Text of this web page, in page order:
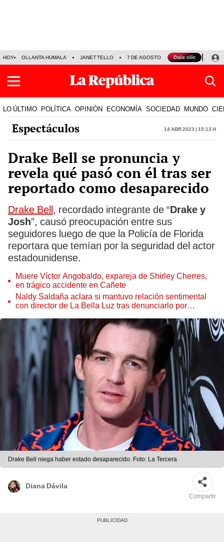
HOY OLLANTA HUMALA JANET TELLO 7 DE AGOSTO TINKA RESULTADOS
LO ÚLTIMO POLÍTICA OPINIÓN ECONOMÍA SOCIEDAD MUNDO
Espectáculos 14 Abr 2023 | 15:13 h
Drake Bell se pronuncia y
revela qué pasó con él tras ser
reportado como desaparecido
Drake Bell, recordado integrante de “Drake y
Josh”, causó preocupación entre sus
seguidores luego de que la Policía de Florida
reportara que temían por la seguridad del actor
estadounidense.
Muere Víctor Angobaldo, expareja de Shirley Cherres,
en trágico accidente en Cañete
Naldy Saldaña aclara si mantuvo relación sentimental
con director de La Bella Luz tras denunciarlo por
Drake Bell niega haber estado desaparecido. Foto: La Tercera
Diana Dávila
Compartir